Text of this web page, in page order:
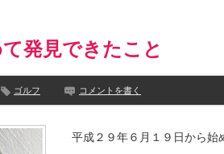
発見できたこと
ゴルフ コメントを書く
平成２９年６月１９日から始